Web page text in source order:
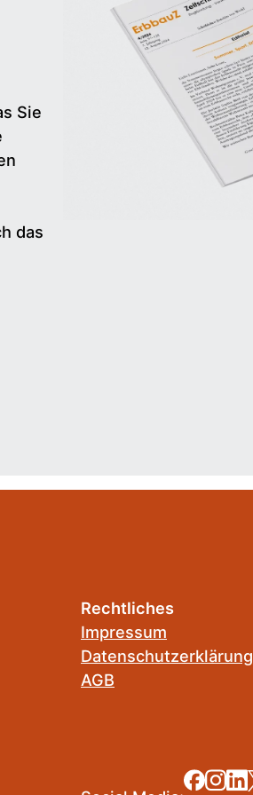
Sie
das
Rechtliches
Impressum
Datenschutzerklärung
AGB